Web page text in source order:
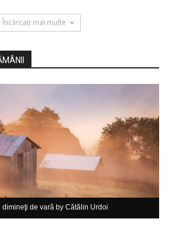
Încărcați mai multe
dimineţi de vară by Cătălin Urdoi